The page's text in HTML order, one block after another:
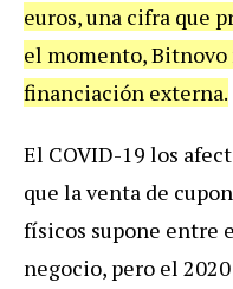
euros, una cifra que
el momento, Bitnovo
financiación externa.
El COVID-19 los
que la venta de
físicos supone entre
negocio, pero el